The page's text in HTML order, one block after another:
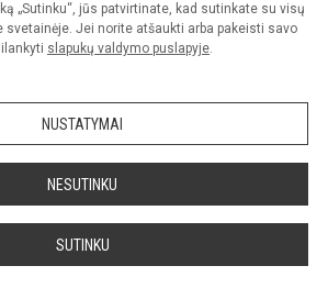
„Sutinku“, jūs patvirtinate, kad sutinkate su visų
svetainėje. Jei norite atšaukti arba pakeisti savo
slapukų valdymo puslapyje.
NUSTATYMAI
NESUTINKU
SUTINKU
paraiška Slapukų valdymas